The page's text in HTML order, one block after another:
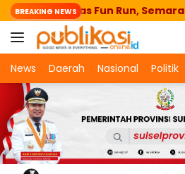
Langsung
ke
konten
BREAKING NEWS
Lepas Fun Run, Semarak
News Daerah Nasional Politik